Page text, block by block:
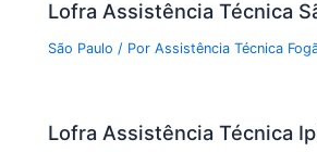
Lofra Assistência Técnica
São Paulo / PorAssistência Técnica
Lofra Assistência Técnica